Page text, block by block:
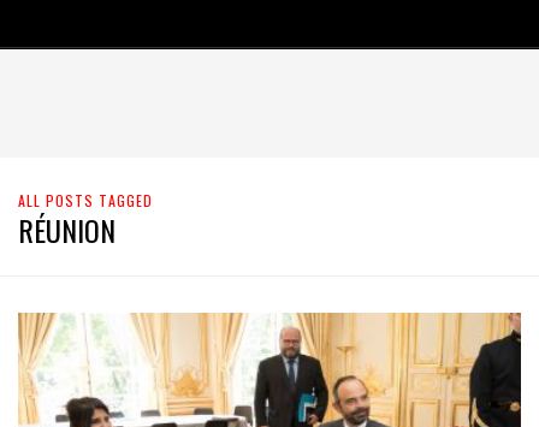
ALL POSTS TAGGED
RÉUNION